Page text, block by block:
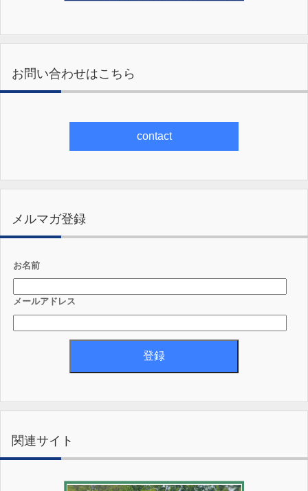
お問い合わせはこちら
contact
メルマガ登録
お名前
メールアドレス
関連サイト